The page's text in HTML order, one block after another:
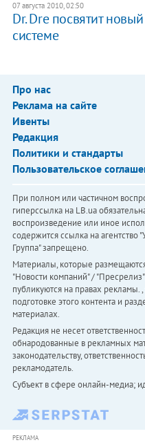
07 августа 2010, 02:50
Dr. Dre посвятит
системе
Про нас
Реклама на сайте
Ивенты
Редакция
Политики и стандарты
Пользовательское
При полном или частичном
гиперссылка на LB.ua
воспроизведение или иное
содержится ссылка на агентство
Группа" запрещено.
Материалы, которые
"Новости компаний" /
публикуются на правах рекламы.
подготовке этого контента и
материалах.
Редакция не несет
обнародованные в рекламных
законодательству,
рекламодатель.
Субъект в сфере онлайн-медиа;
РЕКЛАМА